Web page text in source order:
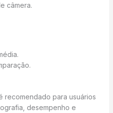
câmera.
recomendado para usuários
desempenho e